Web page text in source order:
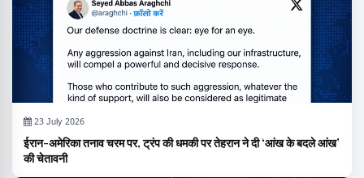
23 July 2026
ईरान-अमेरिका तनाव चरम पर, ट्रंप की धमकी पर तेहरान ने दी ‘आंख के बदले आंख’
की चेतावनी